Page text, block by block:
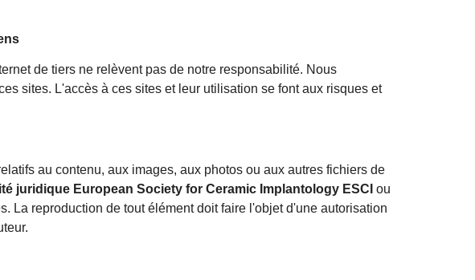
de tiers ne relèvent pas de notre responsabilité. Nous
sites. L'accès à ces sites et leur utilisation se font aux risques et
au contenu, aux images, aux photos ou aux autres fichiers de
juridique European Society for Ceramic Implantology ESCI ou
La reproduction de tout élément doit faire l'objet d'une autorisation